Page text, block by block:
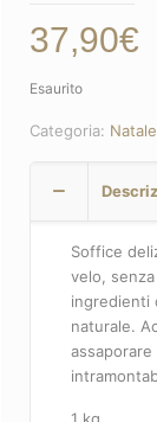
37,90€
Esaurito
Categoria: Natale
Soffice
velo,
ingredienti
naturale.